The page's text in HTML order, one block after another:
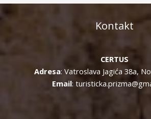
Kontakt
CERTUS
Adresa: Vatroslava Jagića 38a,
Email: